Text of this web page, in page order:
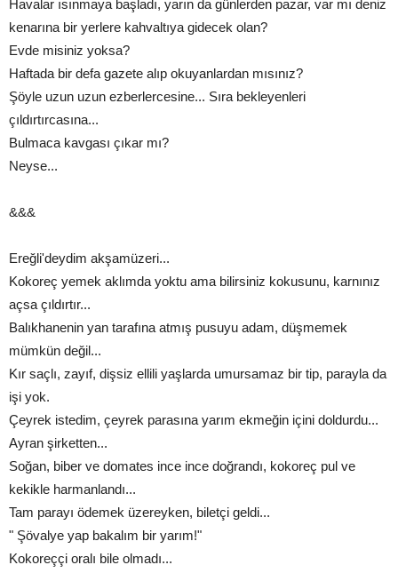
Havalar ısınmaya başladı, yarın da günlerden pazar, var mı deniz
kenarına bir yerlere kahvaltıya gidecek olan?
Evde misiniz yoksa?
Haftada bir defa gazete alıp okuyanlardan mısınız?
Şöyle uzun uzun ezberlercesine... Sıra bekleyenleri
çıldırtırcasına...
Bulmaca kavgası çıkar mı?
Neyse...
&&&
Ereğli'deydim akşamüzeri...
Kokoreç yemek aklımda yoktu ama bilirsiniz kokusunu, karnınız
açsa çıldırtır...
Balıkhanenin yan tarafına atmış pusuyu adam, düşmemek
mümkün değil...
Kır saçlı, zayıf, dişsiz ellili yaşlarda umursamaz bir tip, parayla da
işi yok.
Çeyrek istedim, çeyrek parasına yarım ekmeğin içini doldurdu...
Ayran şirketten...
Soğan, biber ve domates ince ince doğrandı, kokoreç pul ve
kekikle harmanlandı...
Tam parayı ödemek üzereyken, biletçi geldi...
" Şövalye yap bakalım bir yarım!"
Kokoreççi oralı bile olmadı...